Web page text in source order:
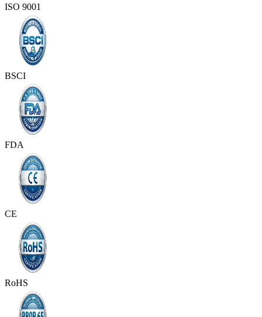
ISO 9001
BSCI
FDA
CE
RoHS